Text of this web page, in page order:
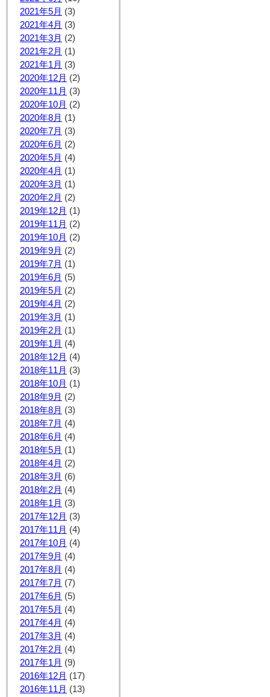
2021年5月 (3)
2021年4月 (3)
2021年3月 (2)
2021年2月 (1)
2021年1月 (3)
2020年12月 (2)
2020年11月 (3)
2020年10月 (2)
2020年8月 (1)
2020年7月 (3)
2020年6月 (2)
2020年5月 (4)
2020年4月 (1)
2020年3月 (1)
2020年2月 (2)
2019年12月 (1)
2019年11月 (2)
2019年10月 (2)
2019年9月 (2)
2019年7月 (1)
2019年6月 (5)
2019年5月 (2)
2019年4月 (2)
2019年3月 (1)
2019年2月 (1)
2019年1月 (4)
2018年12月 (4)
2018年11月 (3)
2018年10月 (1)
2018年9月 (2)
2018年8月 (3)
2018年7月 (4)
2018年6月 (4)
2018年5月 (1)
2018年4月 (2)
2018年3月 (6)
2018年2月 (4)
2018年1月 (3)
2017年12月 (3)
2017年11月 (4)
2017年10月 (4)
2017年9月 (4)
2017年8月 (4)
2017年7月 (7)
2017年6月 (5)
2017年5月 (4)
2017年4月 (4)
2017年3月 (4)
2017年2月 (4)
2017年1月 (9)
2016年12月 (17)
2016年11月 (13)